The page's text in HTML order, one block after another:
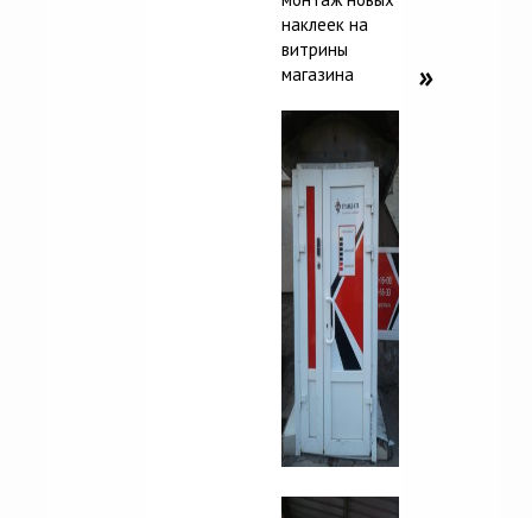
наклеек на
витрины
магазина